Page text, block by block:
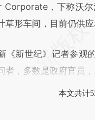
和校验。
Corporate，下称沃
草形车间，目前仍供
新世纪》记者参观的
者，多数是政府官员
本文共计